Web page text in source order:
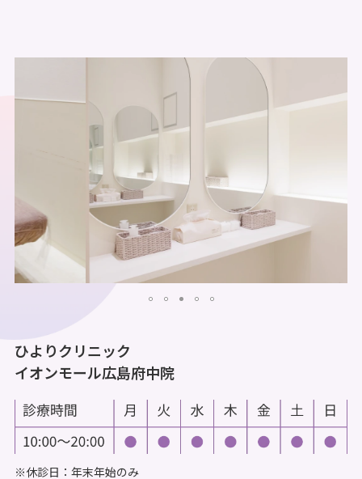
ひよりクリニック
イオンモール広島府中院
※休診日：年末年始のみ